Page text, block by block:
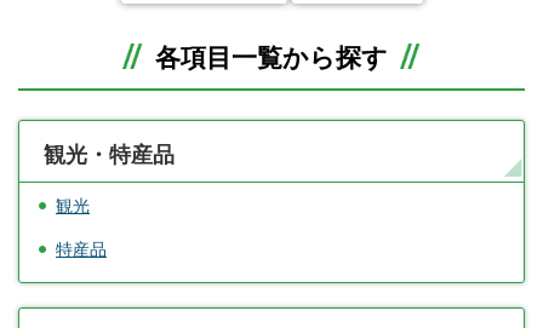
各項目一覧から探す
観光・特産品
観光
特産品